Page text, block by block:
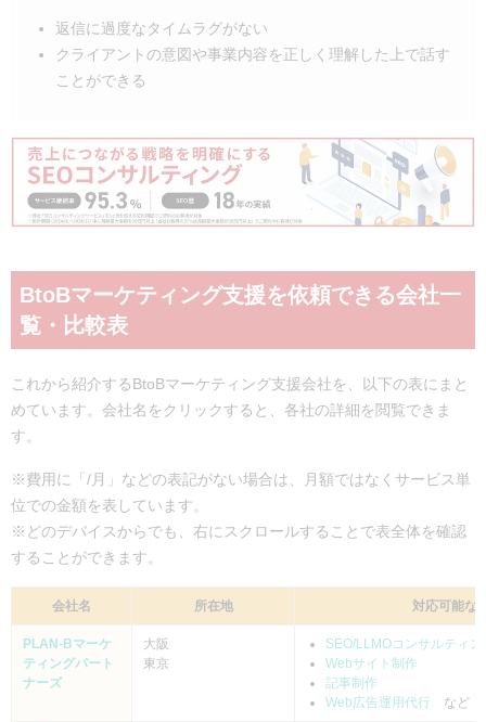
返信に過度なタイムラグがない
クライアントの意図や事業内容を正しく理解した上で話す
ことができる
BtoBマーケティング支援を依頼できる会社一
覧・比較表
これから紹介するBtoBマーケティング支援会社を、以下の表にまと
めています。会社名をクリックすると、各社の詳細を閲覧できま
す。
※費用に「/月」などの表記がない場合は、月額ではなくサービス単
位での金額を表しています。
※どのデバイスからでも、右にスクロールすることで表全体を確認
することができます。
会社名 所在地 対応可能な
PLAN-Bマーケ
ティングパート
ナーズ
大阪
東京
SEO/LLMOコンサルティン
Webサイト制作
記事制作
Web広告運用代行 など